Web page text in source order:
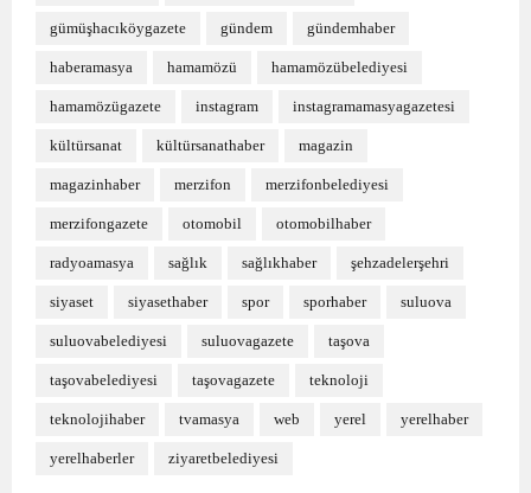
gümüşhacıköygazete gündem gündemhaber
haberamasya hamamözü hamamözübelediyesi
hamamözügazete instagram instagramamasyagazetesi
kültürsanat kültürsanathaber magazin
magazinhaber merzifon merzifonbelediyesi
merzifongazete otomobil otomobilhaber
radyoamasya sağlık sağlıkhaber şehzadelerşehri
siyaset siyasethaber spor sporhaber suluova
suluovabelediyesi suluovagazete taşova
taşovabelediyesi taşovagazete teknoloji
teknolojihaber tvamasya web yerel yerelhaber
yerelhaberler ziyaretbelediyesi